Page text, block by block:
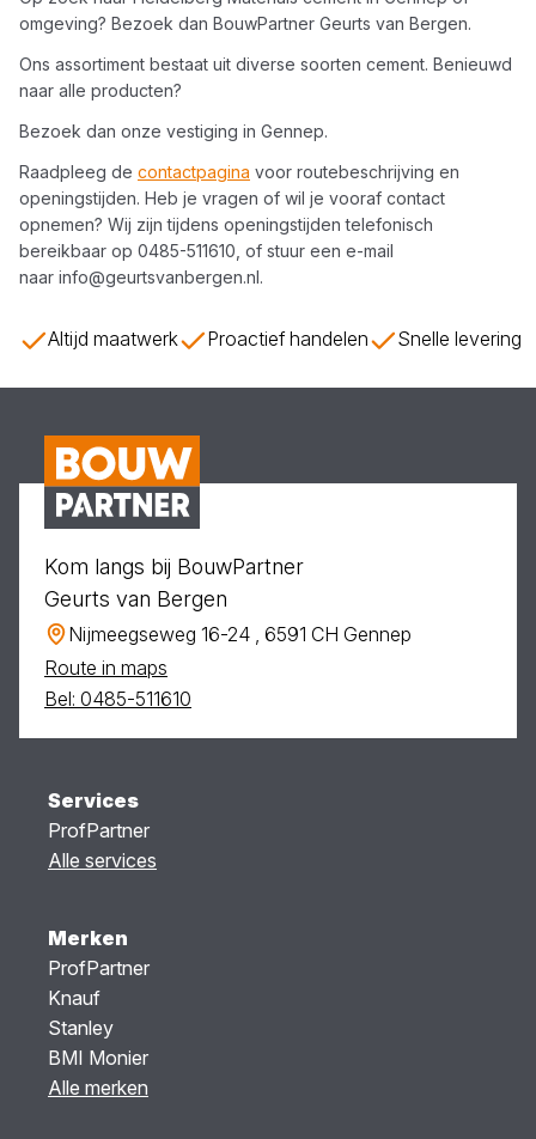
omgeving? Bezoek dan BouwPartner Geurts van Bergen.
Ons assortiment bestaat uit diverse soorten cement. Benieuwd
naar alle producten?
Bezoek dan onze vestiging in Gennep.
Raadpleeg de contactpagina voor routebeschrijving en
openingstijden. Heb je vragen of wil je vooraf contact
opnemen? Wij zijn tijdens openingstijden telefonisch
bereikbaar op 0485-511610 , of stuur een e-mail
naar info@geurtsvanbergen.nl.
Altijd maatwerk Proactief handelen Snelle levering
Kom langs bij BouwPartner
Geurts van Bergen
Nijmeegseweg 16-24 , 6591 CH Gennep
Route in maps
Bel: 0485-511610
Services
ProfPartner
Alle services
Merken
ProfPartner
Knauf
Stanley
BMI Monier
Alle merken